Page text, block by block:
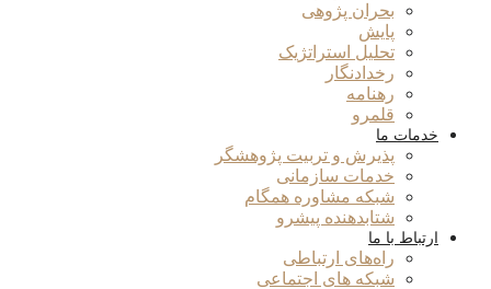
بحران پژوهی
پایش
تحلیل استراتژیک
رخدادنگار
رهنامه
قلمرو
خدمات ما
پذیرش و تربیت پژوهشگر
خدمات سازمانی
شبکه مشاوره همگام
شتابدهنده پیشرو
ارتباط با ما
راه‌های ارتباطی
شبکه های اجتماعی